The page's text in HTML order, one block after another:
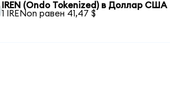
IREN (Ondo Tokenized) в Доллар США
1 IRENon равен 41,47 $